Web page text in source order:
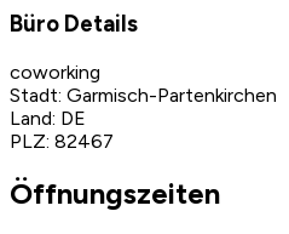
Büro Details
coworking
Stadt: Garmisch-Partenkirchen
Land: DE
PLZ: 82467
Öffnungszeiten